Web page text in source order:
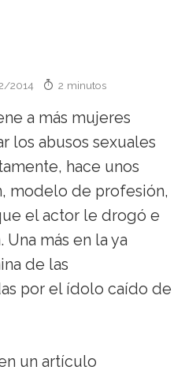
2014 2 minutos
a más mujeres
los abusos sexuales
hace unos
modelo de profesión,
el actor le drogó e
más en la ya
de las
por el ídolo caído de
un artículo